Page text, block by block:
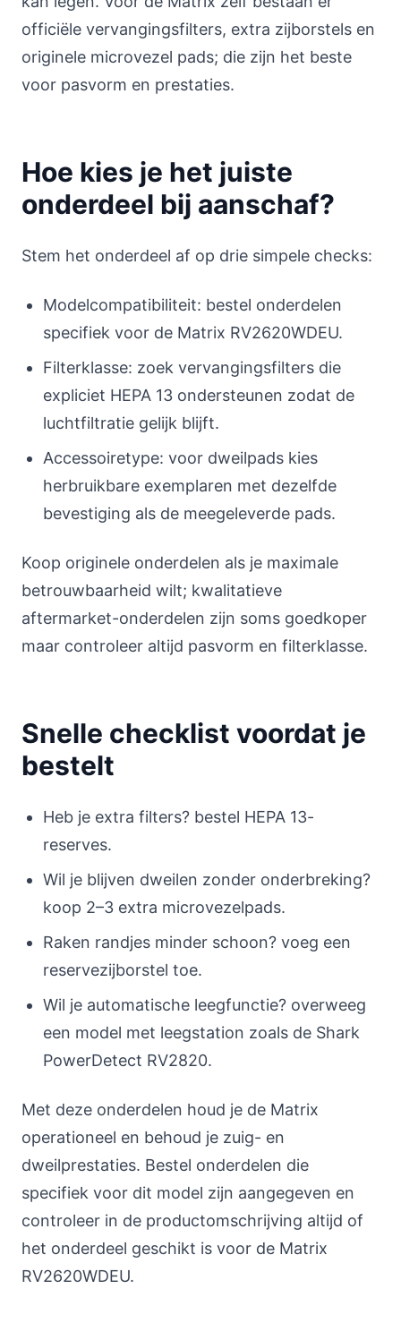
officiële vervangingsfilters, extra zijborstels en
originele microvezel pads; die zijn het beste
voor pasvorm en prestaties.
Hoe kies je het juiste
onderdeel bij aanschaf?
Stem het onderdeel af op drie simpele checks:
Modelcompatibiliteit: bestel onderdelen
specifiek voor de Matrix RV2620WDEU.
Filterklasse: zoek vervangingsfilters die
expliciet HEPA 13 ondersteunen zodat de
luchtfiltratie gelijk blijft.
Accessoiretype: voor dweilpads kies
herbruikbare exemplaren met dezelfde
bevestiging als de meegeleverde pads.
Koop originele onderdelen als je maximale
betrouwbaarheid wilt; kwalitatieve
aftermarket-onderdelen zijn soms goedkoper
maar controleer altijd pasvorm en filterklasse.
Snelle checklist voordat je
bestelt
Heb je extra filters? bestel HEPA 13-
reserves.
Wil je blijven dweilen zonder onderbreking?
koop 2–3 extra microvezelpads.
Raken randjes minder schoon? voeg een
reservezijborstel toe.
Wil je automatische leegfunctie? overweeg
een model met leegstation zoals de Shark
PowerDetect RV2820.
Met deze onderdelen houd je de Matrix
operationeel en behoud je zuig- en
dweilprestaties. Bestel onderdelen die
specifiek voor dit model zijn aangegeven en
controleer in de productomschrijving altijd of
het onderdeel geschikt is voor de Matrix
RV2620WDEU.